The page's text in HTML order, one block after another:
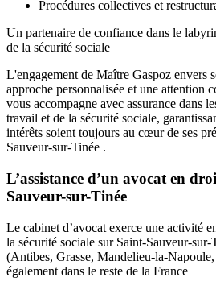
Procédures collectives et
Un partenaire de confiance dans le
de la sécurité sociale
L'engagement de Maître Gaspoz envers
approche personnalisée et une attention
vous accompagne avec assurance dans
travail et de la sécurité sociale,
intérêts soient toujours au cœur de ses
Sauveur-sur-Tinée .
L’assistance d’un avocat en
Sauveur-sur-Tinée
Le cabinet d’avocat exerce une activité
la sécurité sociale sur Saint-Sauveur-sur-
(Antibes, Grasse, Mandelieu-la-
également dans le reste de la France